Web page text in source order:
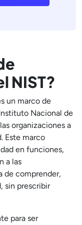
NIST?
un marco de
Nacional de
organizaciones a
Este marco
en funciones,
a las
de comprender,
sin prescribir
para ser